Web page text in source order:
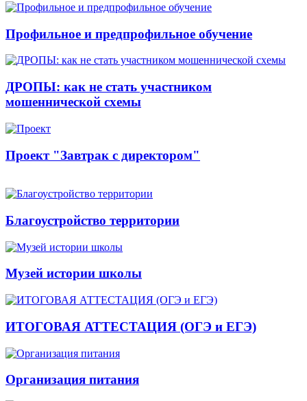
Профильное и предпрофильное обучение
ДРОПЫ: как не стать участником
мошеннической схемы
Проект "Завтрак с директором"
Благоустройство территории
Музей истории школы
ИТОГОВАЯ АТТЕСТАЦИЯ (ОГЭ и ЕГЭ)
Организация питания